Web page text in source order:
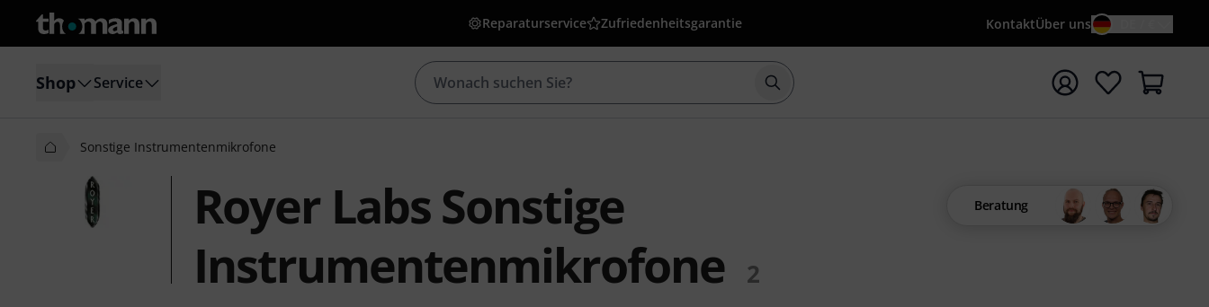
Reparaturservice Zufriedenheitsgarantie KontaktÜber uns
Shop Service Suche mit Suchwort {searchTerm} starten
Sonstige Instrumentenmikrofone
Royer Labs Sonstige
Instrumentenmikrofone
2
Beratung